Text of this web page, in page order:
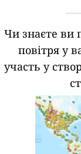
Чи знаєте ви
повітря у
участь у